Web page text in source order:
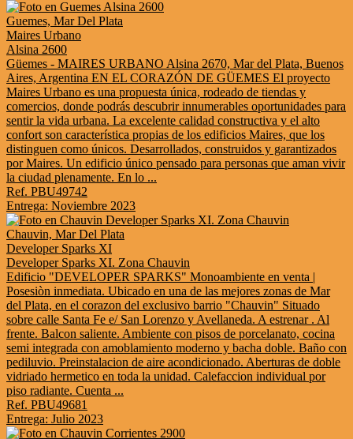
Guemes, Mar Del Plata
Maires Urbano
Alsina 2600
Güemes - MAIRES URBANO Alsina 2670, Mar del Plata, Buenos
Aires, Argentina EN EL CORAZÓN DE GÜEMES El proyecto
Maires Urbano es una propuesta única, rodeado de tiendas y
comercios, donde podrás descubrir innumerables oportunidades para
sentir la vida urbana. La excelente calidad constructiva y el alto
confort son característica propias de los edificios Maires, que los
distinguen como únicos. Desarrollados, construidos y garantizados
por Maires. Un edificio único pensado para personas que aman vivir
la ciudad plenamente. En lo ...
Ref. PBU49742
Entrega: Noviembre 2023
Chauvin, Mar Del Plata
Developer Sparks XI
Developer Sparks XI. Zona Chauvin
Edificio "DEVELOPER SPARKS" Monoambiente en venta |
Posesiòn inmediata. Ubicado en una de las mejores zonas de Mar
del Plata, en el corazon del exclusivo barrio "Chauvin" Situado
sobre calle Santa Fe e/ San Lorenzo y Avellaneda. A estrenar . Al
frente. Balcon saliente. Ambiente con pisos de porcelanato, cocina
semi integrada con amoblamiento moderno y bacha doble. Baño con
pediluvio. Preinstalacion de aire acondicionado. Aberturas de doble
vidriado hermetico en toda la unidad. Calefaccion individual por
piso radiante. Cuenta ...
Ref. PBU49681
Entrega: Julio 2023